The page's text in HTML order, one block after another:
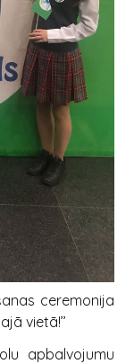
ceremonija
vietā!’’
apbalvojumu